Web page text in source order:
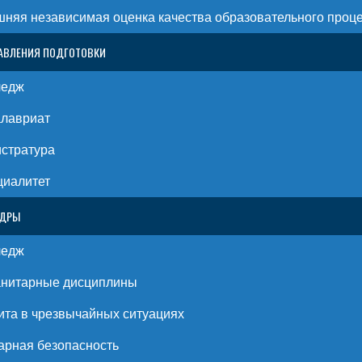
независимая оценка качества образовательного
ПОДГОТОВКИ
дисциплины
в чрезвычайных ситуациях
безопасность